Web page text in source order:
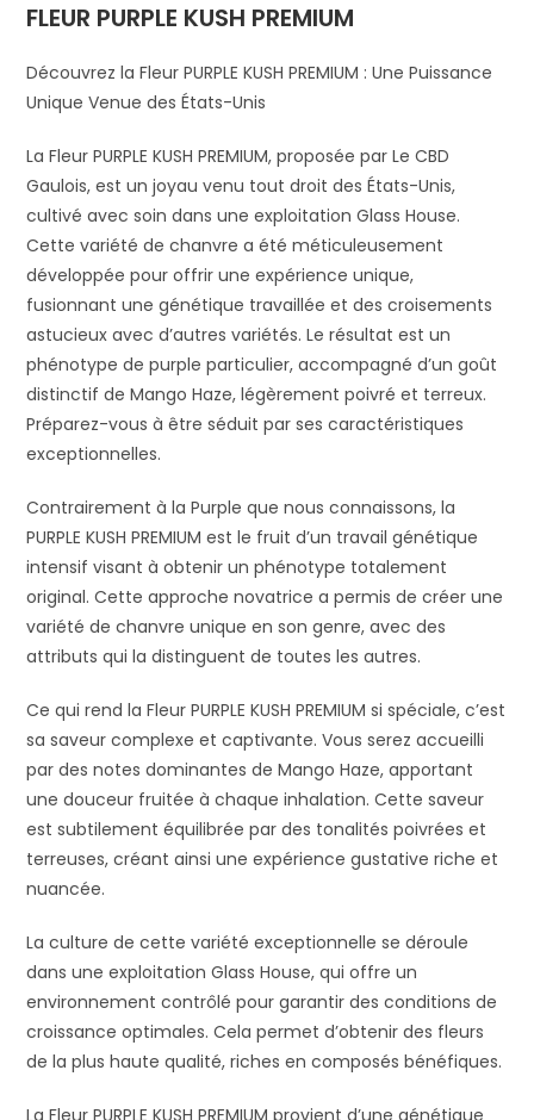
FLEUR PURPLE KUSH PREMIUM
Découvrez la Fleur PURPLE KUSH PREMIUM : Une Puissance
Unique Venue des États-Unis
La Fleur PURPLE KUSH PREMIUM, proposée par Le CBD
Gaulois, est un joyau venu tout droit des États-Unis,
cultivé avec soin dans une exploitation Glass House.
Cette variété de chanvre a été méticuleusement
développée pour offrir une expérience unique,
fusionnant une génétique travaillée et des croisements
astucieux avec d’autres variétés. Le résultat est un
phénotype de purple particulier, accompagné d’un goût
distinctif de Mango Haze, légèrement poivré et terreux.
Préparez-vous à être séduit par ses caractéristiques
exceptionnelles.
Contrairement à la Purple que nous connaissons, la
PURPLE KUSH PREMIUM est le fruit d’un travail génétique
intensif visant à obtenir un phénotype totalement
original. Cette approche novatrice a permis de créer une
variété de chanvre unique en son genre, avec des
attributs qui la distinguent de toutes les autres.
Ce qui rend la Fleur PURPLE KUSH PREMIUM si spéciale, c’est
sa saveur complexe et captivante. Vous serez accueilli
par des notes dominantes de Mango Haze, apportant
une douceur fruitée à chaque inhalation. Cette saveur
est subtilement équilibrée par des tonalités poivrées et
terreuses, créant ainsi une expérience gustative riche et
nuancée.
La culture de cette variété exceptionnelle se déroule
dans une exploitation Glass House, qui offre un
environnement contrôlé pour garantir des conditions de
croissance optimales. Cela permet d’obtenir des fleurs
de la plus haute qualité, riches en composés bénéfiques.
La Fleur PURPLE KUSH PREMIUM provient d’une génétique